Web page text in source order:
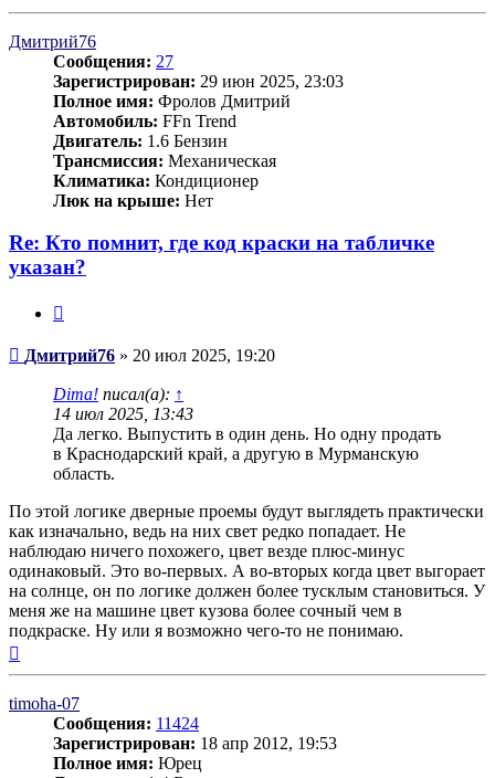
Дмитрий76
Сообщения: 27
Зарегистрирован: 29 июн 2025, 23:03
Полное имя: Фролов Дмитрий
Автомобиль: FFn Trend
Двигатель: 1.6 Бензин
Трансмиссия: Механическая
Климатика: Кондиционер
Люк на крыше: Нет
Re: Кто помнит, где код краски на табличке
указан?
Сообщение
Дмитрий76 » 20 июл 2025, 19:20
Dima! писал(а): ↑
14 июл 2025, 13:43
Да легко. Выпустить в один день. Но одну продать
в Краснодарский край, а другую в Мурманскую
область.
По этой логике дверные проемы будут выглядеть практически
как изначально, ведь на них свет редко попадает. Не
наблюдаю ничего похожего, цвет везде плюс-минус
одинаковый. Это во-первых. А во-вторых когда цвет выгорает
на солнце, он по логике должен более тусклым становиться. У
меня же на машине цвет кузова более сочный чем в
подкраске. Ну или я возможно чего-то не понимаю.
timoha-07
Сообщения: 11424
Зарегистрирован: 18 апр 2012, 19:53
Полное имя: Юрец